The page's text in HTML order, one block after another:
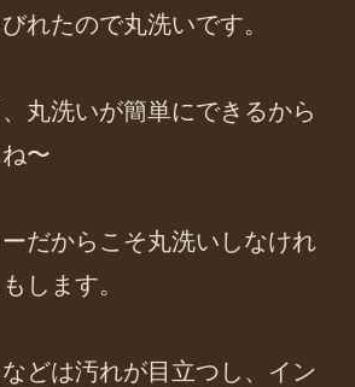
れたので丸洗いです。
丸洗いが簡単にできるから
〜
だからこそ丸洗いしなけれ
します。
どは汚れが目立つし、イン